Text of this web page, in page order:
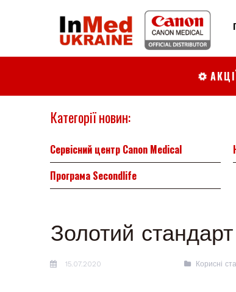

Категорії новин:
Сервісний центр Canon Medical
Програма Secondlife
Золотий стандарт
15.07.2020 Корисні